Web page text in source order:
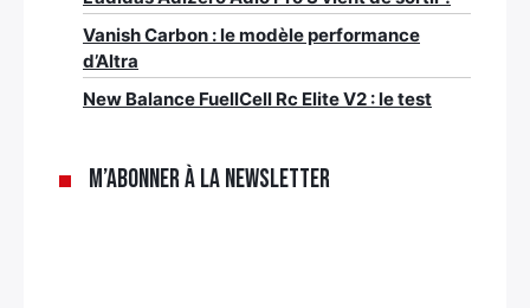
Vanish Carbon : le modèle performance
d’Altra
New Balance FuellCell Rc Elite V2 : le test
M’abonner à la newsletter